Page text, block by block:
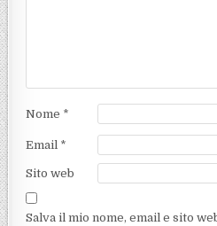
Nome *
Email *
Sito web
Salva il mio nome, email e sito